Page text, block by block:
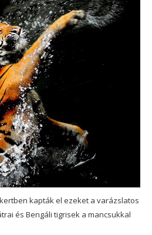
kapták el ezeket a varázslatos
és Bengáli tigrisek a mancsukkal